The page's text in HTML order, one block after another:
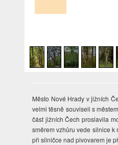
Město Nové Hrady v jižních
velmi těsně souviseli s
část jižních Čech proslavila
směrem vzhůru vede silnice k
při silničce nad pivovarem je